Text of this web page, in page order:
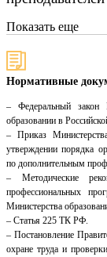
Показать еще
Нормативные
– Федеральный
образовании в
– Приказ
утверждении порядка
по дополнительным
– Методические
профессиональных
Министерства
– Статья 225 ТК РФ.
– Постановление
охране труда и